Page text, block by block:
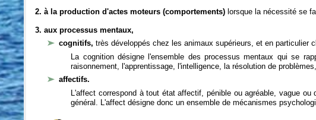
2. à la production d'actes moteurs (comportements) lorsque la nécessité se
3. aux processus mentaux,
cognitifs,très développés chez les animaux supérieurs, et en particulier
La cognition désigne l'ensemble des processus mentaux qui se
raisonnement, l'apprentissage, l'intelligence, la résolution de
affectifs.
L'affect correspond à tout état affectif, pénible ou agréable, vague
général. L'affect désigne donc un ensemble de mécanismes